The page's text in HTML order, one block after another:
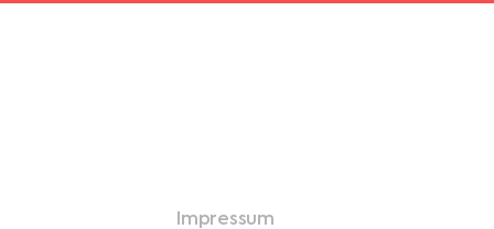
Impressum